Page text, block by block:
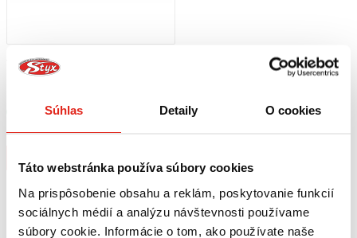
Súhlas Detaily O cookies
Táto webstránka používa súbory cookies
Na prispôsobenie obsahu a reklám, poskytovanie funkcií
sociálnych médií a analýzu návštevnosti používame
súbory cookie. Informácie o tom, ako používate naše
49,95 € s DPH
HEALTECH MODUL BRZDOVÉHO
Skladom
Pozreli ste produktov